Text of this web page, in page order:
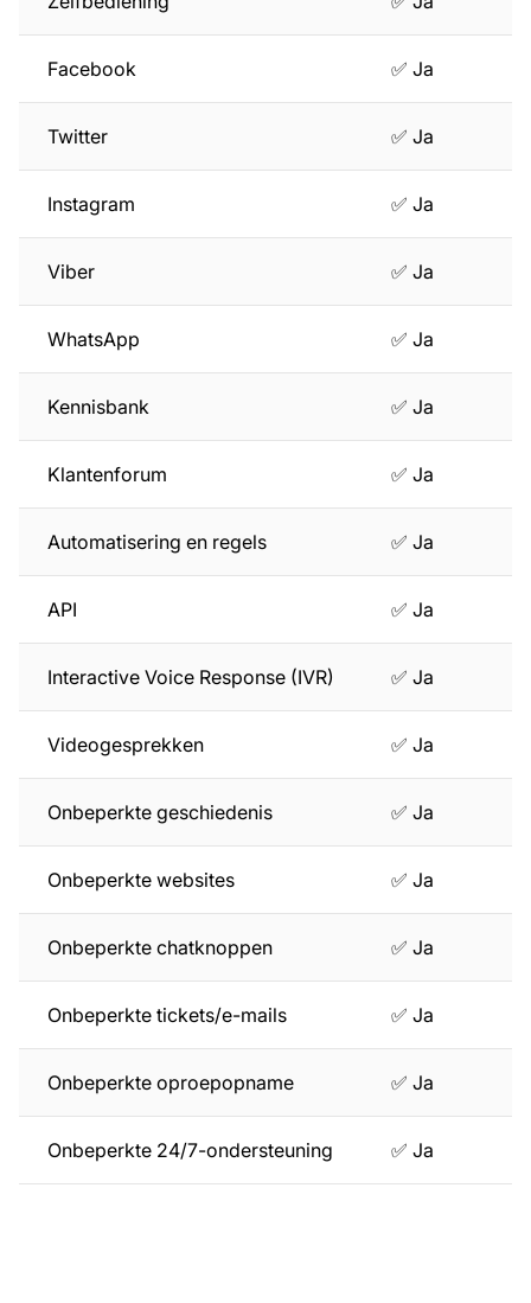
Facebook ✅ Ja
Twitter ✅ Ja
Instagram ✅ Ja
Viber ✅ Ja
WhatsApp ✅ Ja
Kennisbank ✅ Ja
Klantenforum ✅ Ja
Automatisering en regels ✅ Ja
API ✅ Ja
Interactive Voice Response (IVR) ✅ Ja
Videogesprekken ✅ Ja
Onbeperkte geschiedenis ✅ Ja
Onbeperkte websites ✅ Ja
Onbeperkte chatknoppen ✅ Ja
Onbeperkte tickets/e-mails ✅ Ja
Onbeperkte oproepopname ✅ Ja
Onbeperkte 24/7-ondersteuning ✅ Ja